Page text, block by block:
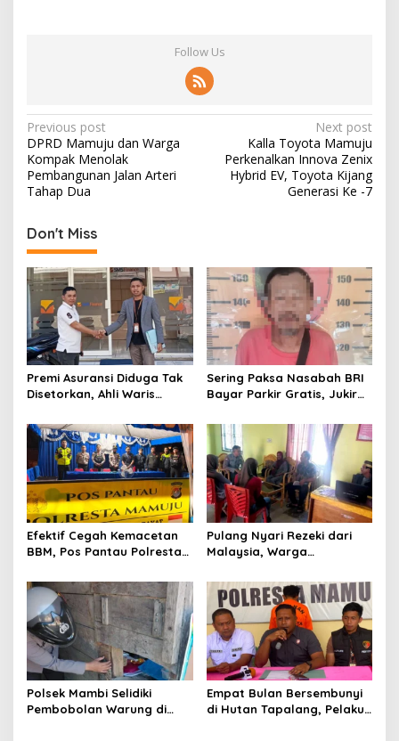
Follow Us
P
o
s
t
n
a
v
i
g
a
t
i
o
n
Previous post
DPRD Mamuju dan Warga
Kompak Menolak
Pembangunan Jalan Arteri
Tahap Dua
Next post
Kalla Toyota Mamuju
Perkenalkan Innova Zenix
Hybrid EV, Toyota Kijang
Generasi Ke -7
Don't Miss
Premi Asuransi Diduga Tak
Disetorkan, Ahli Waris
Sinar Sepadan Finance ke
PN Mamuju
Sering Paksa Nasabah BRI
Bayar Parkir Gratis, Jukir
Efektif Cegah Kemacetan
BBM, Pos Pantau Polresta
SPBU Kali Mamuju
Pulang Nyari Rezeki dari
Malaysia, Warga
Rumahnya Sudah
Bersertifikat atas Nama
Orang Lain
Polsek Mambi Selidiki
Pembobolan Warung di
Empat Bulan Bersembunyi
di Hutan Tapalang, Pelaku